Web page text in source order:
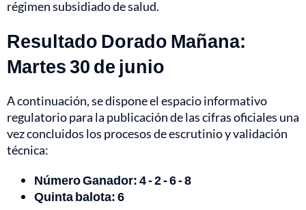
régimen subsidiado de salud.
Resultado Dorado Mañana:
Martes 30 de junio
A continuación, se dispone el espacio informativo
regulatorio para la publicación de las cifras oficiales una
vez concluidos los procesos de escrutinio y validación
técnica:
Número Ganador: 4 - 2 - 6 - 8
Quinta balota: 6